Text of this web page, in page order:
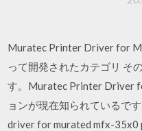
Muratec Printer Driver for
って開発されたカテゴリ そ
す。Muratec Printer Driver
ョンが現在知られているで
driver for murated mfx-35x0